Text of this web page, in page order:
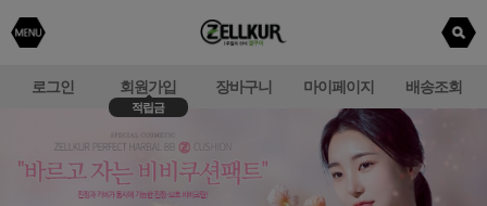
로그인 회원가입
적립금
장바구니 마이페이지 배송조회